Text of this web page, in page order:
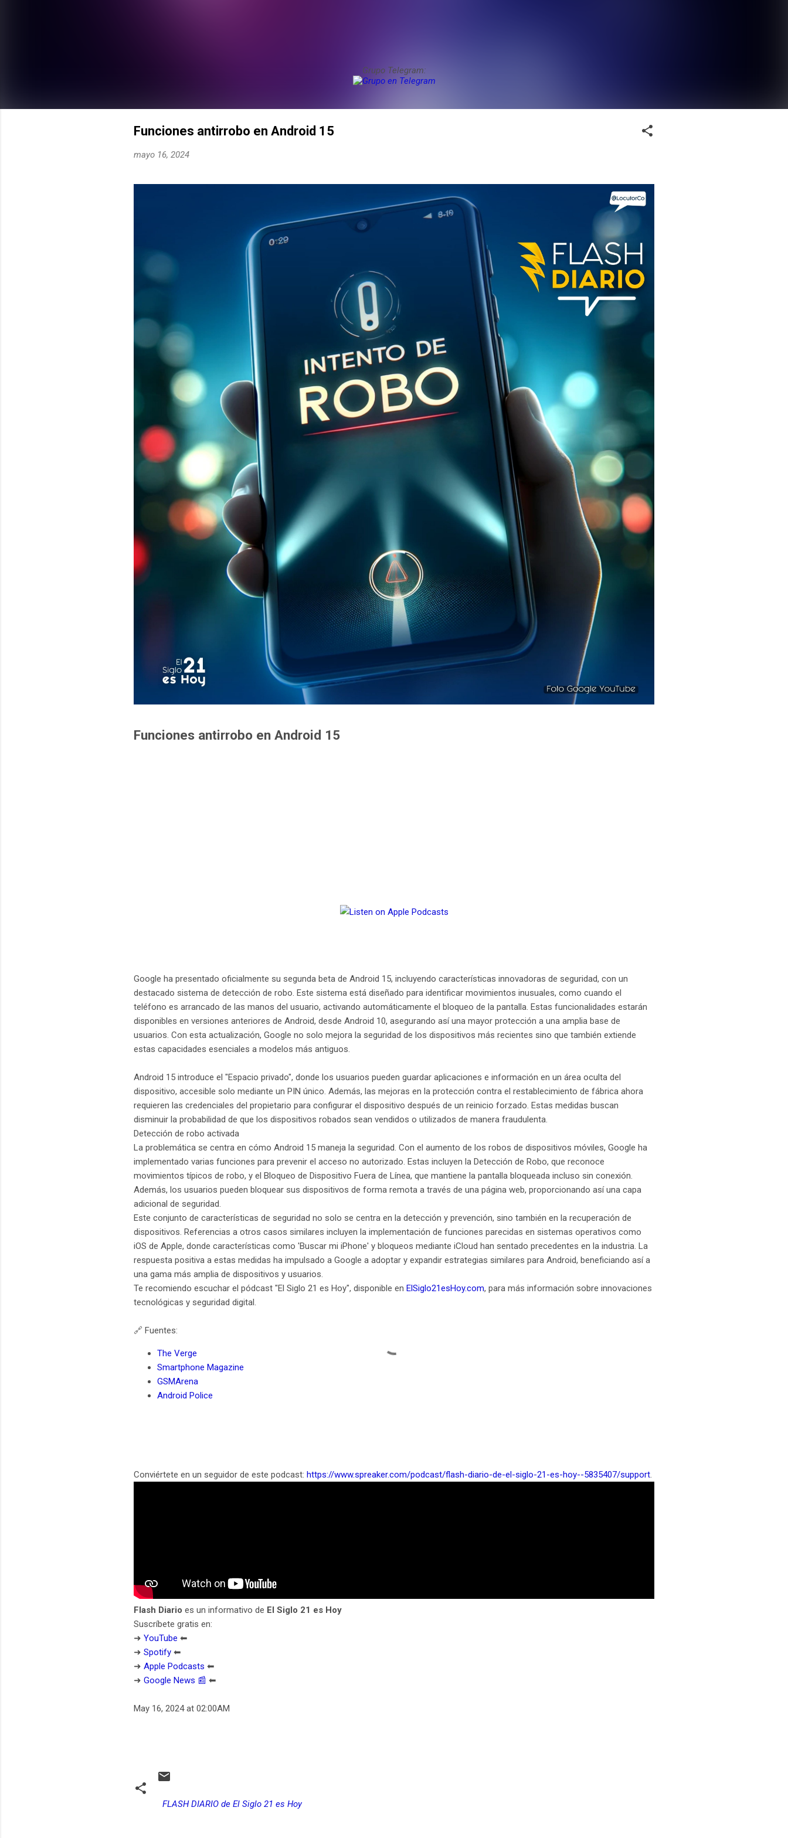
Grupo Telegram:
Funciones antirrobo en Android 15
mayo 16, 2024
Funciones antirrobo en Android 15
Google ha presentado oficialmente su segunda beta de Android 15, incluyendo características innovadoras de seguridad, con un
destacado sistema de detección de robo. Este sistema está diseñado para identificar movimientos inusuales, como cuando el
teléfono es arrancado de las manos del usuario, activando automáticamente el bloqueo de la pantalla. Estas funcionalidades estarán
disponibles en versiones anteriores de Android, desde Android 10, asegurando así una mayor protección a una amplia base de
usuarios. Con esta actualización, Google no solo mejora la seguridad de los dispositivos más recientes sino que también extiende
estas capacidades esenciales a modelos más antiguos.
Android 15 introduce el "Espacio privado", donde los usuarios pueden guardar aplicaciones e información en un área oculta del
dispositivo, accesible solo mediante un PIN único. Además, las mejoras en la protección contra el restablecimiento de fábrica ahora
requieren las credenciales del propietario para configurar el dispositivo después de un reinicio forzado. Estas medidas buscan
disminuir la probabilidad de que los dispositivos robados sean vendidos o utilizados de manera fraudulenta.
Detección de robo activada
La problemática se centra en cómo Android 15 maneja la seguridad. Con el aumento de los robos de dispositivos móviles, Google ha
implementado varias funciones para prevenir el acceso no autorizado. Estas incluyen la Detección de Robo, que reconoce
movimientos típicos de robo, y el Bloqueo de Dispositivo Fuera de Línea, que mantiene la pantalla bloqueada incluso sin conexión.
Además, los usuarios pueden bloquear sus dispositivos de forma remota a través de una página web, proporcionando así una capa
adicional de seguridad.
Este conjunto de características de seguridad no solo se centra en la detección y prevención, sino también en la recuperación de
dispositivos. Referencias a otros casos similares incluyen la implementación de funciones parecidas en sistemas operativos como
iOS de Apple, donde características como 'Buscar mi iPhone' y bloqueos mediante iCloud han sentado precedentes en la industria. La
respuesta positiva a estas medidas ha impulsado a Google a adoptar y expandir estrategias similares para Android, beneficiando así a
una gama más amplia de dispositivos y usuarios.
Te recomiendo escuchar el pódcast "El Siglo 21 es Hoy", disponible en ElSiglo21esHoy.com, para más información sobre innovaciones
tecnológicas y seguridad digital.
🔗 Fuentes:
The Verge
Smartphone Magazine
GSMArena
Android Police
Conviértete en un seguidor de este podcast: https://www.spreaker.com/podcast/flash-diario-de-el-siglo-21-es-hoy--5835407/support.
Flash Diario es un informativo de El Siglo 21 es Hoy
Suscríbete gratis en:
➜ YouTube ⬅︎
➜ Spotify ⬅︎
➜ Apple Podcasts ⬅︎
➜ Google News 📰 ⬅︎
May 16, 2024 at 02:00AM
FLASH DIARIO de El Siglo 21 es Hoy